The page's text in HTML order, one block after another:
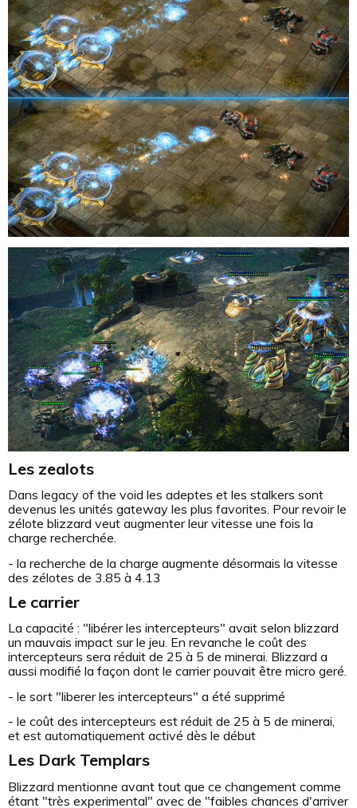
Les zealots
Dans legacy of the void les adeptes et les stalkers sont
devenus les unités gateway les plus favorites. Pour revoir le
zélote blizzard veut augmenter leur vitesse une fois la
charge recherchée.
- la recherche de la charge augmente désormais la vitesse
des zélotes de 3.85 à 4.13
Le carrier
La capacité : "libérer les intercepteurs" avait selon blizzard
un mauvais impact sur le jeu. En revanche le coût des
intercepteurs sera réduit de 25 à 5 de minerai. Blizzard a
aussi modifié la façon dont le carrier pouvait être micro geré.
- le sort "liberer les intercepteurs" a été supprimé
- le coût des intercepteurs est réduit de 25 à 5 de minerai,
et est automatiquement activé dès le début
Les Dark Templars
Blizzard mentionne avant tout que ce changement comme
étant "très experimental" avec de "faibles chances d'arriver